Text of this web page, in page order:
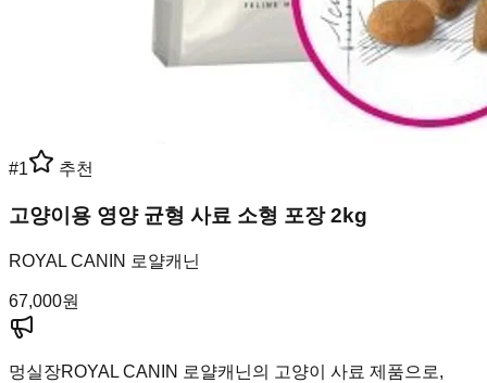
#1 추천
고양이용 영양 균형 사료 소형 포장 2kg
ROYAL CANIN 로얄캐닌
67,000원
멍실장ROYAL CANIN 로얄캐닌의 고양이 사료 제품으로,